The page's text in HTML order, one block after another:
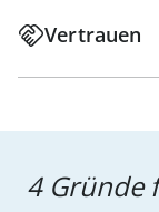
Vertrauen
4 Gründe